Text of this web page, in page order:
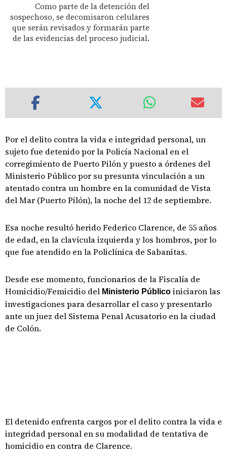
Como parte de la detención del
sospechoso, se decomisaron celulares
que serán revisados y formarán parte
de las evidencias del proceso judicial.
Por el delito contra la vida e integridad personal, un
sujeto fue detenido por la Policía Nacional en el
corregimiento de Puerto Pilón y puesto a órdenes del
Ministerio Público por su presunta vinculación a un
atentado contra un hombre en la comunidad de Vista
del Mar (Puerto Pilón), la noche del 12 de septiembre.
Esa noche resultó herido Federico Clarence, de 55 años
de edad, en la clavícula izquierda y los hombros, por lo
que fue atendido en la Policlínica de Sabanitas.
Desde ese momento, funcionarios de la Fiscalía de
Homicidio/Femicidio del Ministerio Público iniciaron las
investigaciones para desarrollar el caso y presentarlo
ante un juez del Sistema Penal Acusatorio en la ciudad
de Colón.
El detenido enfrenta cargos por el delito contra la vida e
integridad personal en su modalidad de tentativa de
homicidio en contra de Clarence.